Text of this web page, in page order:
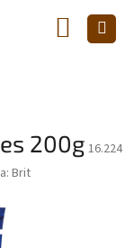
KOŠÍK
200g 16.224
Brit